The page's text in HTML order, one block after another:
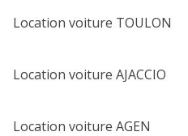
Location voiture TOULON
Location voiture AJACCIO
Location voiture AGEN